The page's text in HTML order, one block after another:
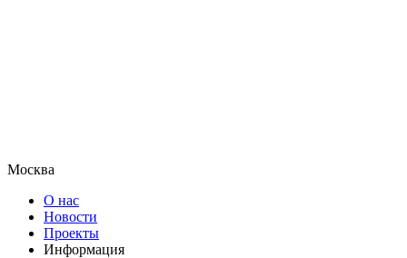
Москва
О нас
Новости
Проекты
Информация